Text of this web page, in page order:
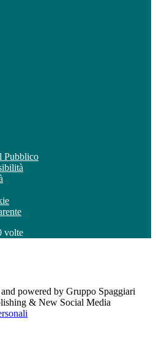
Pubblico
volte
powered by Gruppo Spaggiari
& New Social Media